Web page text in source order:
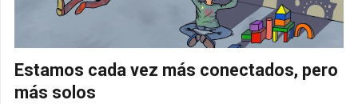
Estamos cada vez más conectados, pero
más solos